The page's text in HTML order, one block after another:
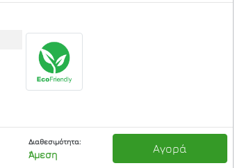
Διαθεσιμότητα:
Άμεση Αγορά